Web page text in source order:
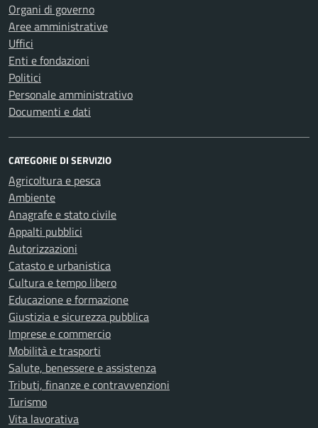
Organi di governo
Aree amministrative
Uffici
Enti e fondazioni
Politici
Personale amministrativo
Documenti e dati
CATEGORIE DI SERVIZIO
Agricoltura e pesca
Ambiente
Anagrafe e stato civile
Appalti pubblici
Autorizzazioni
Catasto e urbanistica
Cultura e tempo libero
Educazione e formazione
Giustizia e sicurezza pubblica
Imprese e commercio
Mobilità e trasporti
Salute, benessere e assistenza
Tributi, finanze e contravvenzioni
Turismo
Vita lavorativa